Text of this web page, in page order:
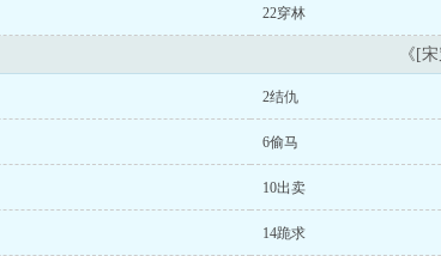
22穿林
《[
2结仇
6偷马
10出卖
14跪求